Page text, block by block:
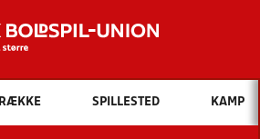
Hvad vil du søge efter?
INDHOLD OG NYHEDER
RÆKKE SPILLESTED KAMP